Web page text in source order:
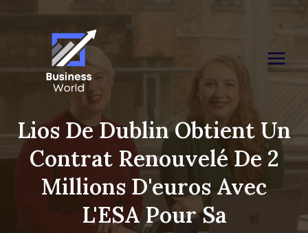
Lios De Dublin Obtient Un
Contrat Renouvelé De 2
Millions D'euros Avec
L'ESA Pour Sa